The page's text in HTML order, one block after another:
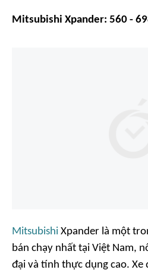
Mitsubishi Xpander: 560 -
Mitsubishi Xpander là một
bán chạy nhất tại Việt Nam,
đại và tính thực dụng cao.